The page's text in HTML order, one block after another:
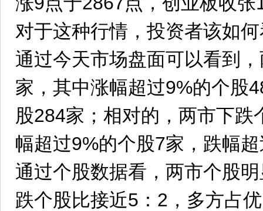
对于这种行情，投资者该如
通过今天市场盘面可以看到
家，其中涨幅超过9%的个股
股284家；相对的，两市下跌
幅超过9%的个股7家，跌幅
通过个股数据看，两市个股
跌个股比接近5：2，多方占